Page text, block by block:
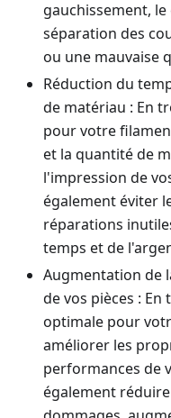
gauchissement,
séparation des
ou une mauvaise
Réduction du
de matériau : En
pour votre
et la quantité de
l'impression de
également éviter
réparations
temps et de
Augmentation de
de vos pièces :
optimale pour
améliorer les
performances de
également